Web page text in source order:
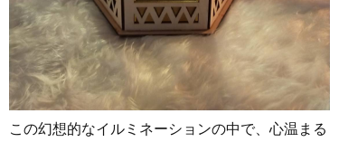
この幻想的なイルミネーションの中で、心温まる